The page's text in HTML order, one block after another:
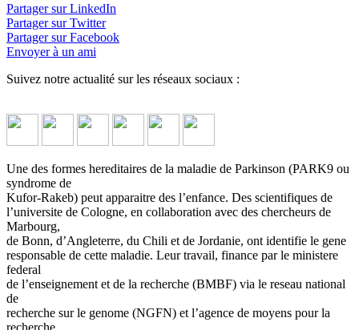
Partager sur LinkedIn
Partager sur Twitter
Partager sur Facebook
Envoyer à un ami
Suivez notre actualité sur les réseaux sociaux :
Une des formes hereditaires de la maladie de Parkinson (PARK9 ou
syndrome de
Kufor-Rakeb) peut apparaitre des l’enfance. Des scientifiques de
l’universite de Cologne, en collaboration avec des chercheurs de
Marbourg,
de Bonn, d’Angleterre, du Chili et de Jordanie, ont identifie le gene
responsable de cette maladie. Leur travail, finance par le ministere
federal
de l’enseignement et de la recherche (BMBF) via le reseau national
de
recherche sur le genome (NGFN) et l’agence de moyens pour la
recherche